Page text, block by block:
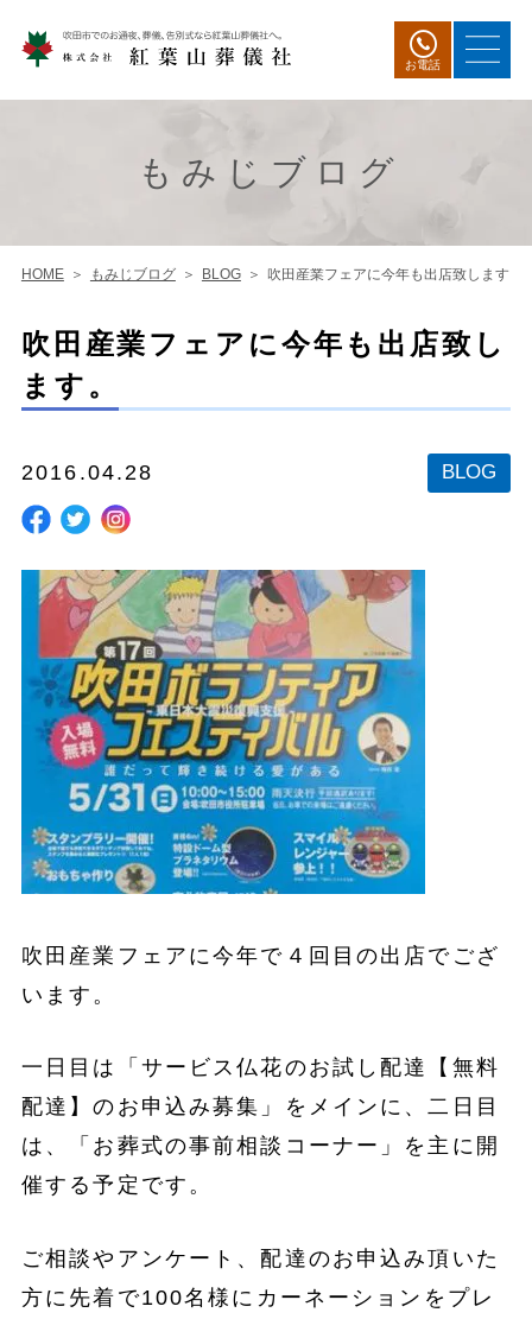
お電話
もみじブログ
HOME もみじブログ BLOG 吹田産業フェアに今年も出店致します。
吹田産業フェアに今年も出店致し
ます。
2016.04.28 BLOG
吹田産業フェアに今年で４回目の出店でござ
います。
一日目は「サービス仏花のお試し配達【無料
配達】のお申込み募集」をメインに、二日目
は、「お葬式の事前相談コーナー」を主に開
催する予定です。
ご相談やアンケート、配達のお申込み頂いた
方に先着で100名様にカーネーションをプレ